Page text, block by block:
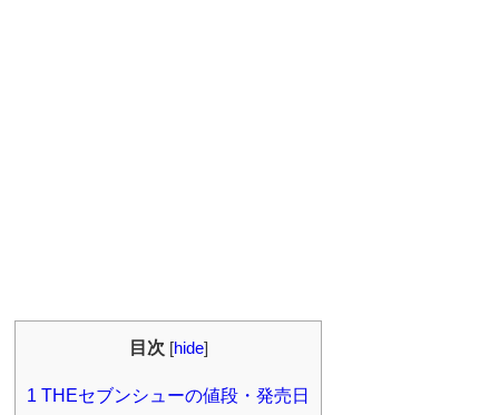
目次 [hide]
1 THEセブンシューの値段・発売日